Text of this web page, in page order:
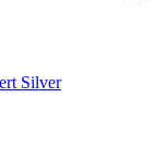
Silver